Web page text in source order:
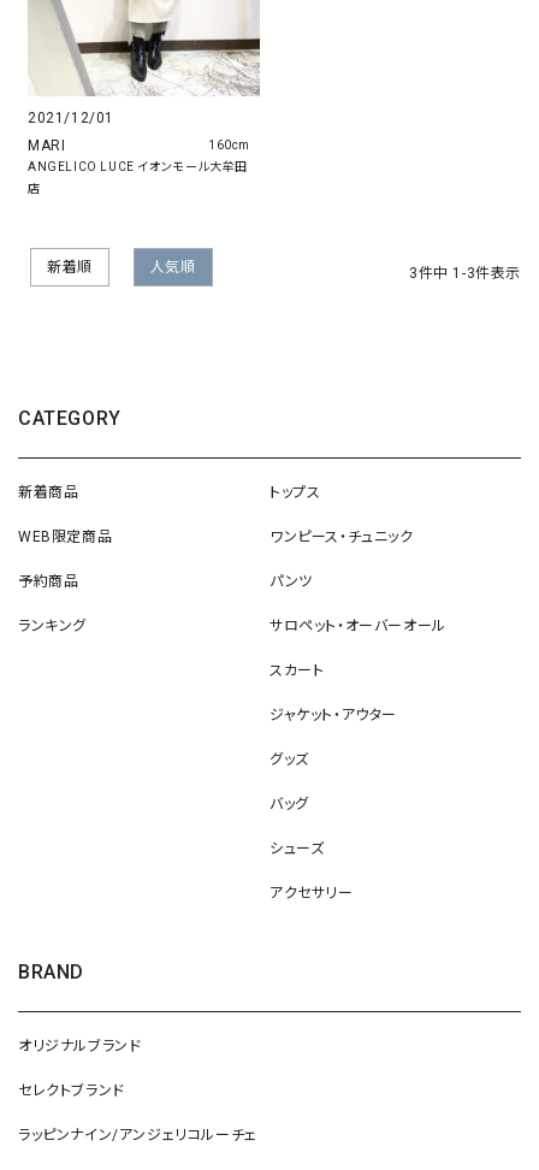
2021/12/01
MARI
ANGELICO LUCE イオンモール大牟田
店
160cm
新着順 人気順 3件中 1 -3件表示
CATEGORY
新着商品
WEB限定商品
予約商品
ランキング
トップス
ワンピース・チュニック
パンツ
サロペット・オーバーオール
スカート
ジャケット・アウター
グッズ
バッグ
シューズ
アクセサリー
BRAND
オリジナルブランド
セレクトブランド
ラッピンナイン/アンジェリコルーチェ